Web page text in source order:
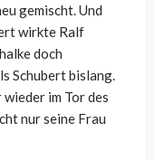
gemischt. Und
wirkte Ralf
doch
Schubert bislang.
wieder im Tor des
nur seine Frau